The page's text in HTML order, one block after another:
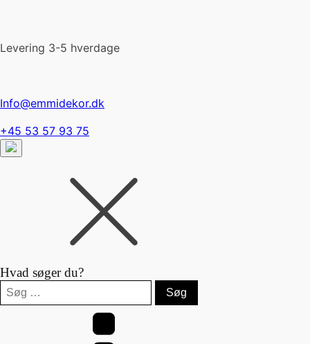
Levering 3-5 hverdage
Info@emmidekor.dk
+45 53 57 93 75
Hvad søger du?
Søg
efter: